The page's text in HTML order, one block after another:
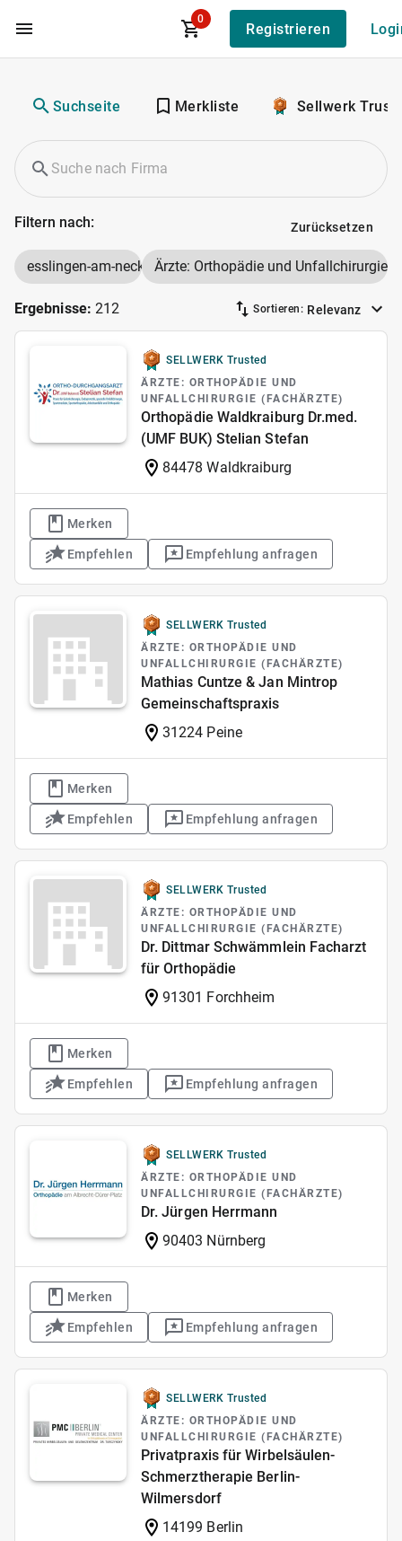
Zum Hauptinhalt
0
Registrieren
Suchseite Merkliste Sellwerk
Filtern nach: Zurücksetzen
esslingen-am-neckarÄrzte: Orthopädie und Unfallchirurgie
Ergebnisse: 212 Sortieren: Relevanz
SELLWERK Trusted
ÄRZTE: ORTHOPÄDIE UND
UNFALLCHIRURGIE (FACHÄRZTE)
Orthopädie Waldkraiburg Dr.med.
(UMF BUK) Stelian Stefan
84478 Waldkraiburg
Merken
Empfehlen Empfehlung anfragen
SELLWERK Trusted
ÄRZTE: ORTHOPÄDIE UND
UNFALLCHIRURGIE (FACHÄRZTE)
Mathias Cuntze & Jan Mintrop
Gemeinschaftspraxis
31224 Peine
Merken
Empfehlen Empfehlung anfragen
SELLWERK Trusted
ÄRZTE: ORTHOPÄDIE UND
UNFALLCHIRURGIE (FACHÄRZTE)
Dr. Dittmar Schwämmlein Facharzt
für Orthopädie
91301 Forchheim
Merken
Empfehlen Empfehlung anfragen
SELLWERK Trusted
ÄRZTE: ORTHOPÄDIE UND
UNFALLCHIRURGIE (FACHÄRZTE)
Dr. Jürgen Herrmann
90403 Nürnberg
Merken
Empfehlen Empfehlung anfragen
SELLWERK Trusted
ÄRZTE: ORTHOPÄDIE UND
UNFALLCHIRURGIE (FACHÄRZTE)
Privatpraxis für Wirbelsäulen-
Schmerztherapie Berlin-
Wilmersdorf
14199 Berlin